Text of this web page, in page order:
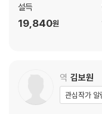
설득
19,840원
역 김보원
관심작가 알